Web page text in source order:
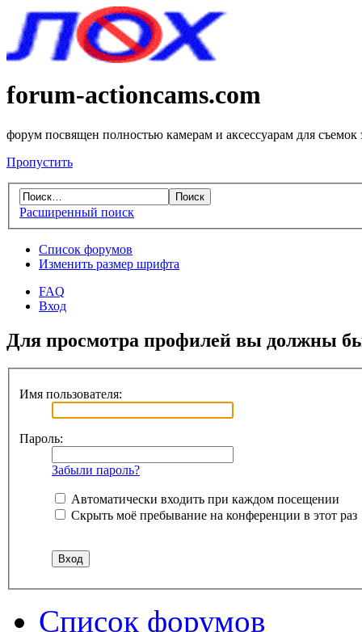
forum-actioncams.com
форум посвящен полностью камерам и аксессуарам для съемок
Пропустить
Расширенный поиск
Список форумов
Изменить размер шрифта
FAQ
Вход
Для просмотра профилей вы должны
Имя пользователя:
Пароль:
Забыли пароль?
Автоматически входить при каждом посещении
Скрыть моё пребывание на конференции в этот раз
Список форумов